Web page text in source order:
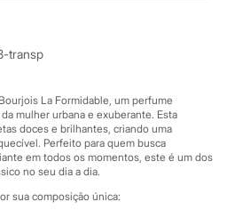
transp
La Formidable, um perfume
mulher urbana e exuberante. Esta
doces e brilhantes, criando uma
Perfeito para quem busca
em todos os momentos, este é um dos
no seu dia a dia.
sua composição única: